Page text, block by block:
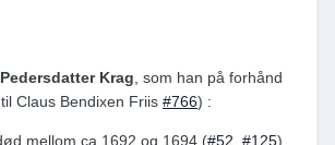
Krag , som han på forhånd
Claus Bendixen Friis #766) :
mellom ca 1692 og 1694 (#52 #125).